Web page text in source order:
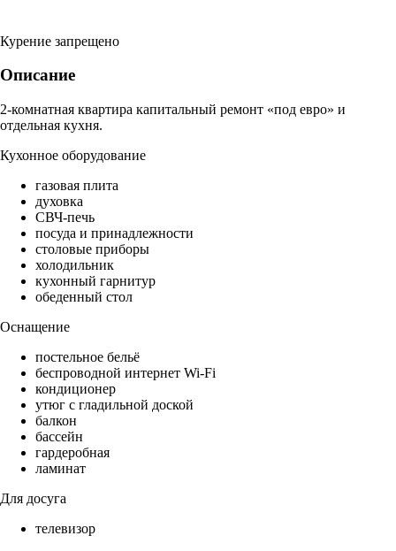
Курение запрещено
Описание
2-комнатная квартира капитальный ремонт «под евро» и
отдельная кухня.
Кухонное оборудование
газовая плита
духовка
СВЧ-печь
посуда и принадлежности
столовые приборы
холодильник
кухонный гарнитур
обеденный стол
Оснащение
постельное бельё
беспроводной интернет Wi-Fi
кондиционер
утюг с гладильной доской
балкон
бассейн
гардеробная
ламинат
Для досуга
телевизор